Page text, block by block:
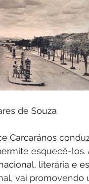
Carcarános
esquecê-
literária e
vai promovendo